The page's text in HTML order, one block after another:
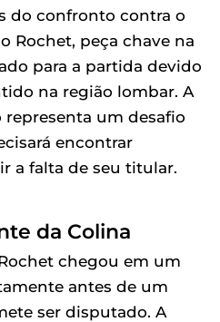
do confronto contra o
Rochet, peça chave na
para a partida devido
na região lombar. A
um desafio
encontrar
a falta de seu titular.
da Colina
chegou em um
antes de um
ser disputado. A